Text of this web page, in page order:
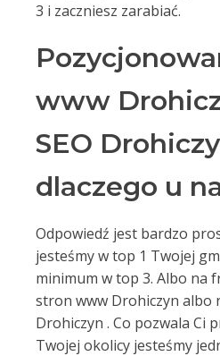
3 i zaczniesz zarabiać.
www
SEO
dlaczego u
Odpowiedź jest bardzo
jesteśmy w top 1 Twojej
minimum w top 3. Albo na
stron www Drohiczyn albo
Drohiczyn . Co pozwala Ci
Twojej okolicy jesteśmy